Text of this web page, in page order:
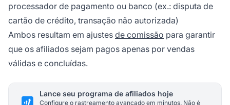
processador de pagamento ou banco (ex.: disputa de
cartão de crédito, transação não autorizada)
Ambos resultam em ajustes de comissão para garantir
que os afiliados sejam pagos apenas por vendas
válidas e concluídas.
Lance seu programa de afiliados hoje
Configure o rastreamento avançado em minutos. Não é